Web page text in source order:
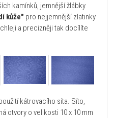
kamínků, jemnější žlábky
kůže" pro nejjemnější zlatinky
a precizněji tak docílíte
kátrovacího síta. Síto,
otvory o velikosti 10 x 10 mm